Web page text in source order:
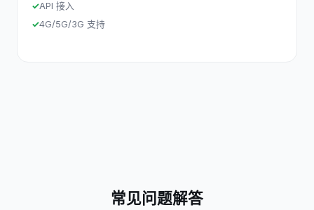
API 接入
4G/5G/3G 支持
常见问题解答